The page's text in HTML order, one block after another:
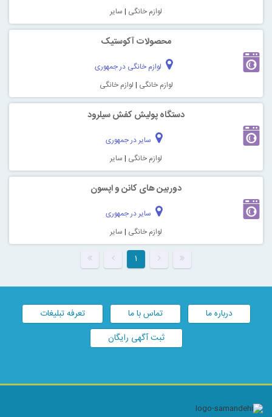
لوازم خانگی | سایر
محصولات آکوستیک
لوازم خانگی در جمهوری
لوازم خانگی | لوازم خانگی
دستگاه پولیش کفش سیلرود
سایر در جمهوری
لوازم خانگی | سایر
دوربین های کانن و اپسون
سایر در جمهوری
لوازم خانگی | سایر
۱
درباره ما تماس با ما
تعرفه تبلیغات
ثبت آگهی رایگان